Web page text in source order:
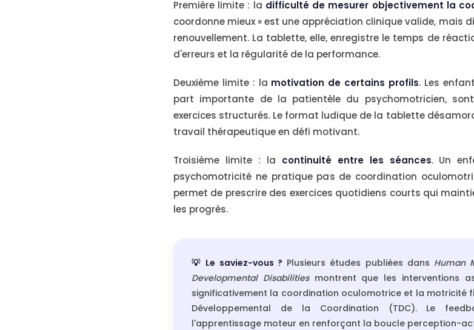
Première limite : la difficulté de mesurer objectivement la
coordonne mieux » est une appréciation clinique valide, mais
renouvellement. La tablette, elle, enregistre le temps de
d'erreurs et la régularité de la performance.
Deuxième limite : la motivation de certains profils. Les
part importante de la patientèle du psychomotricien,
exercices structurés. Le format ludique de la tablette
travail thérapeutique en défi motivant.
Troisième limite : la continuité entre les séances. Un
psychomotricité ne pratique pas de coordination
permet de prescrire des exercices quotidiens courts qui
les progrès.
💡 Le saviez-vous ? Plusieurs études publiées dans Human
Developmental Disabilitiesmontrent que les interventions
significativement la coordination oculomotrice et la motricité
Développemental de la Coordination (TDC). Le
l'apprentissage moteur en renforçant la boucle perception-